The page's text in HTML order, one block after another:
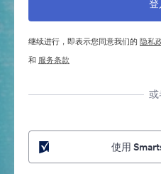
继续进行，即表示您同意我们的 隐私
和 服务条款
或
使用